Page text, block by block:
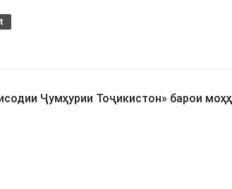
Ҷумҳурии Тоҷикистон» барои